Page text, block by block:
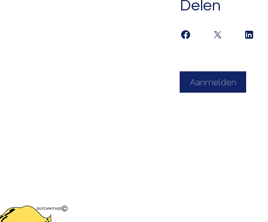
Delen
Aanmelden